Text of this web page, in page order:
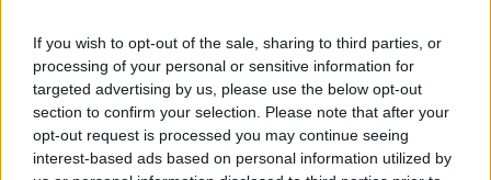
If you wish to opt-out of the sale, sharing to third parties, or
processing of your personal or sensitive information for
targeted advertising by us, please use the below opt-out
section to confirm your selection. Please note that after your
opt-out request is processed you may continue seeing
interest-based ads based on personal information utilized by